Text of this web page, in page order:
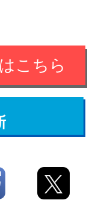
こちら